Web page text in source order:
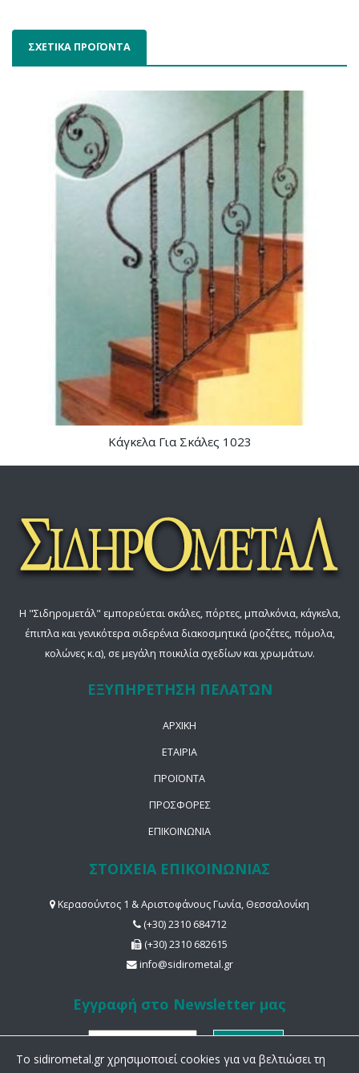
ΣΧΕΤΙΚΑ ΠΡΟΪΟΝΤΑ
Κάγκελα Για Σκάλες 1023
Η "Σιδηρομετάλ" εμπορεύεται σκάλες, πόρτες, μπαλκόνια, κάγκελα,
έπιπλα και γενικότερα σιδερένια διακοσμητικά (ροζέτες, πόμολα,
κολώνες κ.α), σε μεγάλη ποικιλία σχεδίων και χρωμάτων.
ΕΞΥΠΗΡΕΤΗΣΗ ΠΕΛΑΤΩΝ
ΑΡΧΙΚΗ
ΕΤΑΙΡΙΑ
ΠΡΟΪΟΝΤΑ
ΠΡΟΣΦΟΡΕΣ
ΕΠΙΚΟΙΝΩΝΙΑ
ΣΤΟΙΧΕΙΑ ΕΠΙΚΟΙΝΩΝΙΑΣ
Κερασούντος 1 & Αριστοφάνους Γωνία, Θεσσαλονίκη
(+30) 2310 684712
(+30) 2310 682615
info@sidirometal.gr
Εγγραφή στο Newsletter μας
To sidirometal.gr χρησιμοποιεί cookies για να βελτιώσει τη